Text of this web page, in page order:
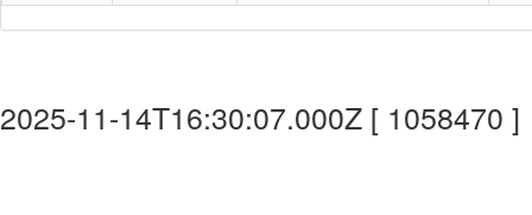
2025-11-14T16:30:07.000Z [ 1058470 ]